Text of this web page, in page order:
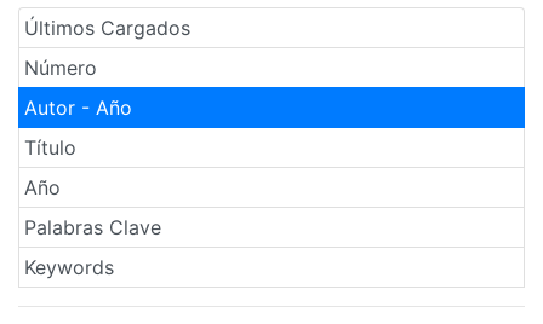
Últimos Cargados
Número
Autor - Año
Título
Año
Palabras Clave
Keywords